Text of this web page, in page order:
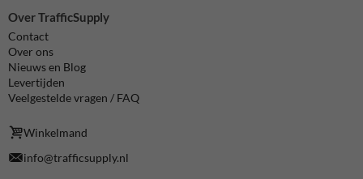
Over TrafficSupply
Contact
Over ons
Nieuws en Blog
Levertijden
Veelgestelde vragen / FAQ
Winkelmand
info@trafficsupply.nl